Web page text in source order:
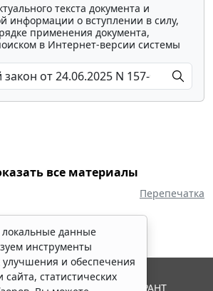
текста документа и
информации о вступлении в силу,
применения документа,
в Интернет-версии системы
все материалы
Перепечатка
данные
инструменты
улучшения и обеспечения
сайта, статистических
СЕРВИС", 2026. Система ГАРАНТ